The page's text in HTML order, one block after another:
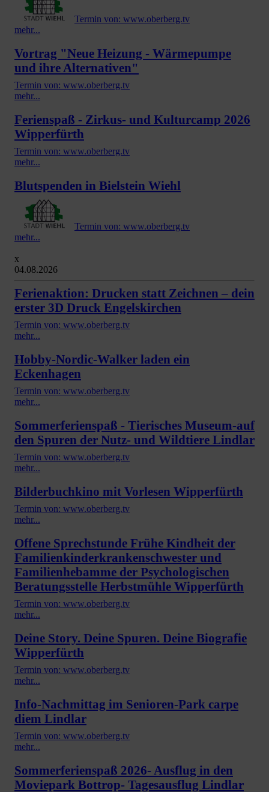
Termin von: www.oberberg.tv
mehr...
Vortrag "Neue Heizung - Wärmepumpe
und ihre Alternativen"
Termin von: www.oberberg.tv
mehr...
Ferienspaß - Zirkus- und Kulturcamp 2026
Wipperfürth
Termin von: www.oberberg.tv
mehr...
Blutspenden in Bielstein Wiehl
Termin von: www.oberberg.tv
mehr...
x
04.08.2026
Ferienaktion: Drucken statt Zeichnen – dein
erster 3D Druck Engelskirchen
Termin von: www.oberberg.tv
mehr...
Hobby-Nordic-Walker laden ein
Eckenhagen
Termin von: www.oberberg.tv
mehr...
Sommerferienspaß - Tierisches Museum-auf
den Spuren der Nutz- und Wildtiere Lindlar
Termin von: www.oberberg.tv
mehr...
Bilderbuchkino mit Vorlesen Wipperfürth
Termin von: www.oberberg.tv
mehr...
Offene Sprechstunde Frühe Kindheit der
Familienkinderkrankenschwester und
Familienhebamme der Psychologischen
Beratungsstelle Herbstmühle Wipperfürth
Termin von: www.oberberg.tv
mehr...
Deine Story. Deine Spuren. Deine Biografie
Wipperfürth
Termin von: www.oberberg.tv
mehr...
Info-Nachmittag im Senioren-Park carpe
diem Lindlar
Termin von: www.oberberg.tv
mehr...
Sommerferienspaß 2026- Ausflug in den
Moviepark Bottrop- Tagesausflug Lindlar